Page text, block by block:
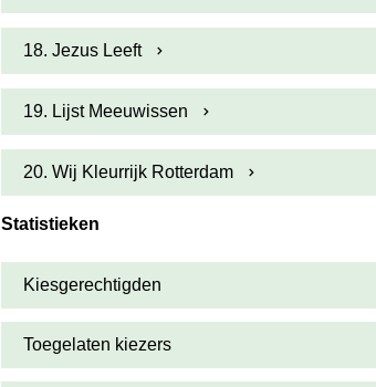
18. Jezus Leeft
19. Lijst Meeuwissen
20. Wij Kleurrijk Rotterdam
Statistieken
Kiesgerechtigden
Toegelaten kiezers